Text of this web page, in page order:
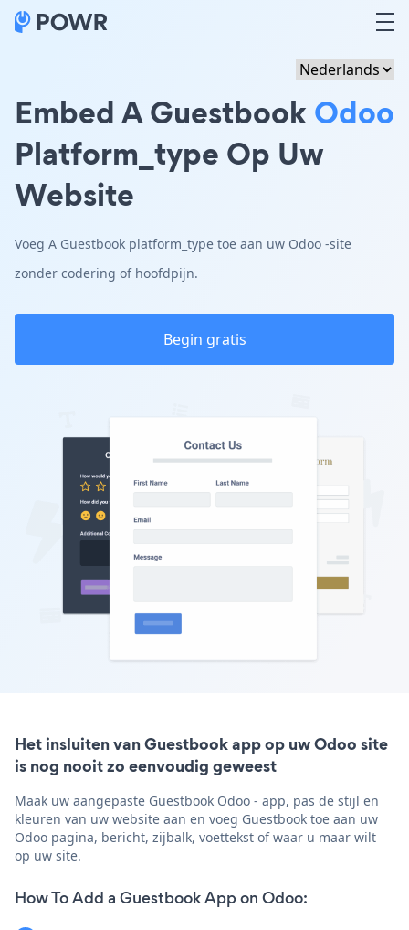
Embed A GuestbookOdoo
Platform_type Op Uw
Website
Voeg A Guestbook platform_type toe aan uw Odoo -site
zonder codering of hoofdpijn.
Begin gratis
Het insluiten van Guestbook app op uw Odoo site
is nog nooit zo eenvoudig geweest
Maak uw aangepaste Guestbook Odoo - app, pas de stijl en
kleuren van uw website aan en voeg Guestbook toe aan uw
Odoo pagina, bericht, zijbalk, voettekst of waar u maar wilt
op uw site.
How To Add a Guestbook App on Odoo: